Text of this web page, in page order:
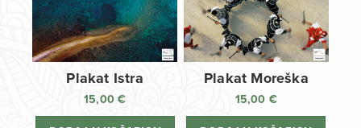
Plakat Istra
15,00€
Plakat Moreška
15,00 €